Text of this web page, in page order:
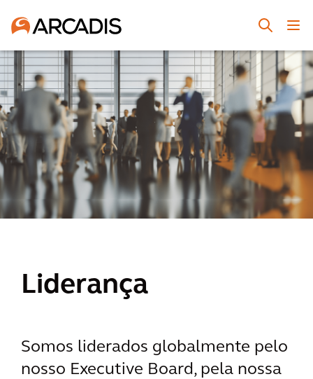
Liderança
Somos liderados globalmente pelo
nosso Executive Board, pela nossa